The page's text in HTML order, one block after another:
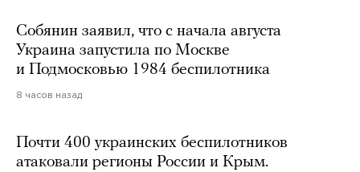
Собянин заявил, что с начала августа
Украина запустила по Москве
и Подмосковью 1984 беспилотника
8 часов назад
Почти 400 украинских беспилотников
атаковали регионы России и Крым.